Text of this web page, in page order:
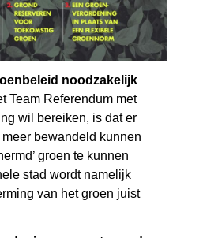
noodzakelijk
Team Referendum met
wil bereiken, is dat er
bewandeld kunnen
groen te kunnen
stad wordt namelijk
van het groen juist